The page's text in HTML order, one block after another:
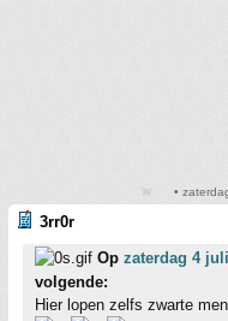
•
3rr0r
Op zaterdag 4
volgende:
Hier lopen zelfs zwarte